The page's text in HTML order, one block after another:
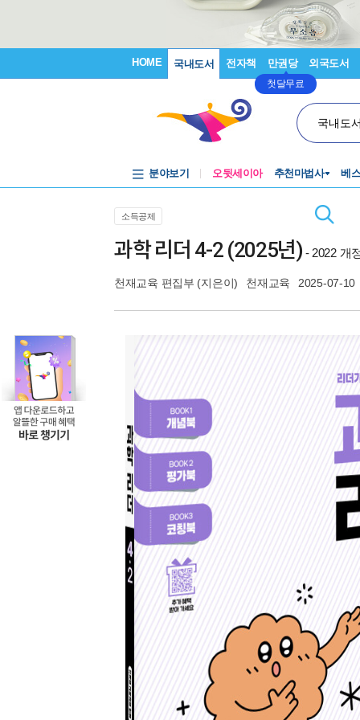
HOME 국내도서 전자책 만권당
첫달무료
외국도서
국내도
분야보기 오뒷세이아 추천마법사 베
소득공제
과학 리더 4-2 (2025년) - 2022 개
천재교육 편집부 (지은이) 천재교육 2025-07-10